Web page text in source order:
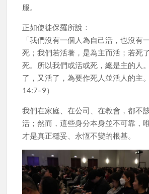
服。
正如使徒保羅所說：
「我們沒有一個人為自己活，也沒有
死；我們若活著，是為主而活；若死
死。所以我們或活或死，總是主的人
了，又活了，為要作死人並活人的主
14:7–9）
我們在家庭、在公司、在教會，都不
活；然而，這些身分本身並不可靠，
才是真正穩妥、永恆不變的根基。